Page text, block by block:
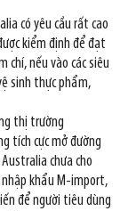
có yêu cầu rất cao
kiểm định để đạt
chí, nếu vào các siêu
sinh thực phẩm,
thị trường
tích cực mở đường
chưa cho
nhập khẩu M-import,
để người tiêu dùng